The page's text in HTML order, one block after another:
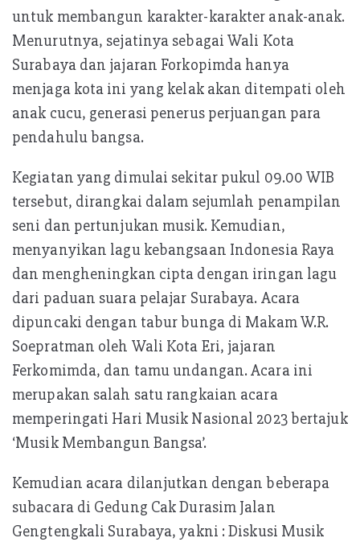
untuk membangun karakter-karakter anak-anak.
Menurutnya, sejatinya sebagai Wali Kota
Surabaya dan jajaran Forkopimda hanya
menjaga kota ini yang kelak akan ditempati oleh
anak cucu, generasi penerus perjuangan para
pendahulu bangsa.
Kegiatan yang dimulai sekitar pukul 09.00 WIB
tersebut, dirangkai dalam sejumlah penampilan
seni dan pertunjukan musik. Kemudian,
menyanyikan lagu kebangsaan Indonesia Raya
dan mengheningkan cipta dengan iringan lagu
dari paduan suara pelajar Surabaya. Acara
dipuncaki dengan tabur bunga di Makam W.R.
Soepratman oleh Wali Kota Eri, jajaran
Ferkomimda, dan tamu undangan. Acara ini
merupakan salah satu rangkaian acara
memperingati Hari Musik Nasional 2023 bertajuk
‘Musik Membangun Bangsa’.
Kemudian acara dilanjutkan dengan beberapa
subacara di Gedung Cak Durasim Jalan
Gengtengkali Surabaya, yakni : Diskusi Musik